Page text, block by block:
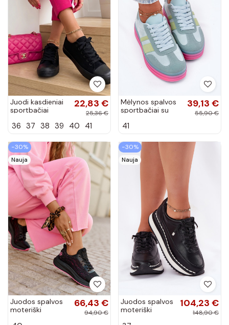
Juodi kasdieniai
sportbačiai
22,83 €
25,36 €
36 37 38 39 40 41
Mėlynos spalvos
sportbačiai su
Ovivene
39,13 €
55,90 €
41
−30%
Nauja
Juodos spalvos
moteriški
66,43 €
94,90 €
−30%
Nauja
Juodos spalvos
moteriški
104,23 €
148,90 €